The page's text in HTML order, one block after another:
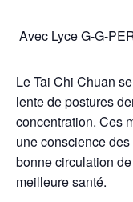
Avec Lyce G-G-
Le Tai Chi Chuan
lente de postures
concentration. Ces
une conscience
bonne circulation
meilleure santé.